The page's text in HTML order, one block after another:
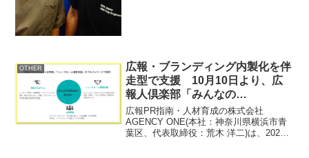
OTHER
広報・ブランディング内製化を伴
走型で支援 10月10日より、広
報人倶楽部「みんなの
NewsRoom」を提供開始
広報PR指南・人材育成の株式会社
AGENCY ONE(本社：神奈川県横浜市青
葉区、代表取締役：荒木 洋二)は、2024